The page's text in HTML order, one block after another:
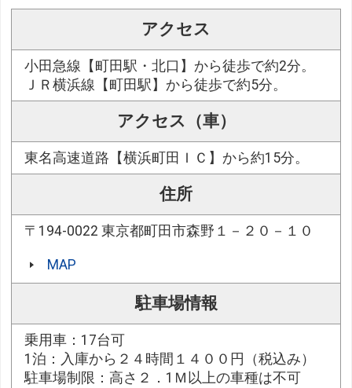
アクセス
小田急線【町田駅・北口】から徒歩で約2分。
ＪＲ横浜線【町田駅】から徒歩で約5分。
アクセス（車）
東名高速道路【横浜町田ＩＣ】から約15分。
住所
〒194-0022 東京都町田市森野１－２０－１０
MAP
駐車場情報
乗用車：17台可
1泊：入庫から２４時間１４００円（税込み）
駐車場制限：高さ２．1Ｍ以上の車種は不可